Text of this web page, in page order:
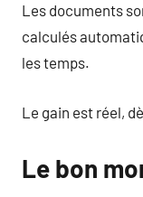
Les documents
calculés
les temps.
Le gain est réel,
Le bon